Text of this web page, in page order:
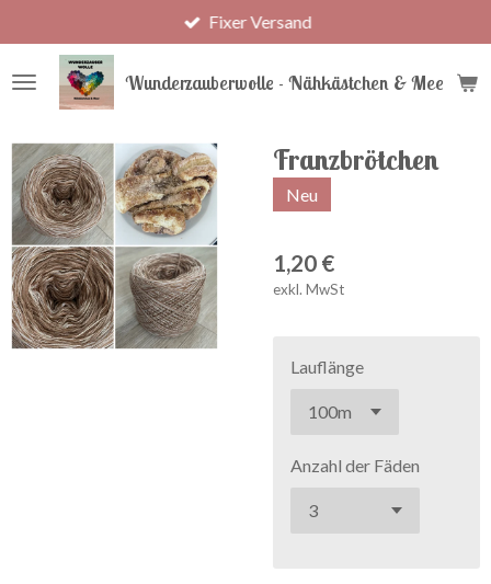
Hauptinhalt
springen
Wunderzauberwolle - Nähkästchen & Meer
Fixer Versand
Franzbrötchen
Neu
1,20 €
exkl. MwSt
Lauflänge
Anzahl der Fäden